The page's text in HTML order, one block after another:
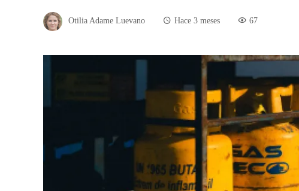
Otilia Adame Luevano Hace 3 meses 67